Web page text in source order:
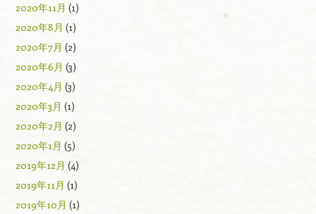
2020年11月 (1)
2020年8月 (1)
2020年7月 (2)
2020年6月 (3)
2020年4月 (3)
2020年3月 (1)
2020年2月 (2)
2020年1月 (5)
2019年12月 (4)
2019年11月 (1)
2019年10月 (1)